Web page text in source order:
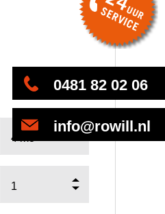
0481 82 02 06
info@rowill.nl